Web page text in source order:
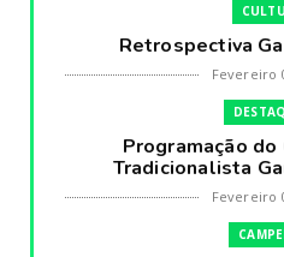
Retrospectiva
Fevereiro
Programação do
Tradicionalista
Fevereiro